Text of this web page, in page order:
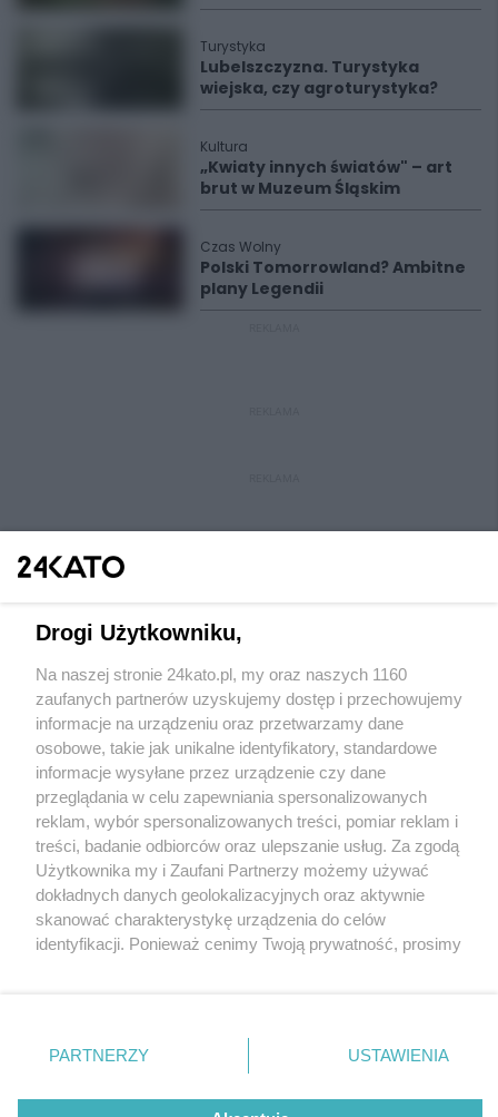
Turystyka
Lubelszczyzna. Turystyka
wiejska, czy agroturystyka?
Kultura
„Kwiaty innych światów" – art
brut w Muzeum Śląskim
Czas Wolny
Polski Tomorrowland? Ambitne
plany Legendii
Wydawca mediów lokalnych
Nie zapomnij
zapoznać się z:
polityką prywatności regulamin korzystania z portali
Twojemiasto
Piekary Śląskie
Chorzów
Tarnowskie Góry
Gliwice
Skontakuj sięz nami
Kontakt
Wydawca
Redakcja
Drogi Użytkowniku,
Na naszej stronie 24kato.pl, my oraz naszych 1160
zaufanych partnerów uzyskujemy dostęp i przechowujemy
informacje na urządzeniu oraz przetwarzamy dane
osobowe, takie jak unikalne identyfikatory, standardowe
informacje wysyłane przez urządzenie czy dane
przeglądania w celu zapewniania spersonalizowanych
reklam, wybór spersonalizowanych treści, pomiar reklam i
treści, badanie odbiorców oraz ulepszanie usług. Za zgodą
Użytkownika my i Zaufani Partnerzy możemy używać
dokładnych danych geolokalizacyjnych oraz aktywnie
skanować charakterystykę urządzenia do celów
identyfikacji. Ponieważ cenimy Twoją prywatność, prosimy
prywatności znajdujący się w lewym dolnym rogu strony
. Niektóre rodzaje przetwarzania danych nie wymagają
zgody użytkownika, ale masz prawo sprzeciwić się
PARTNERZY USTAWIENIA